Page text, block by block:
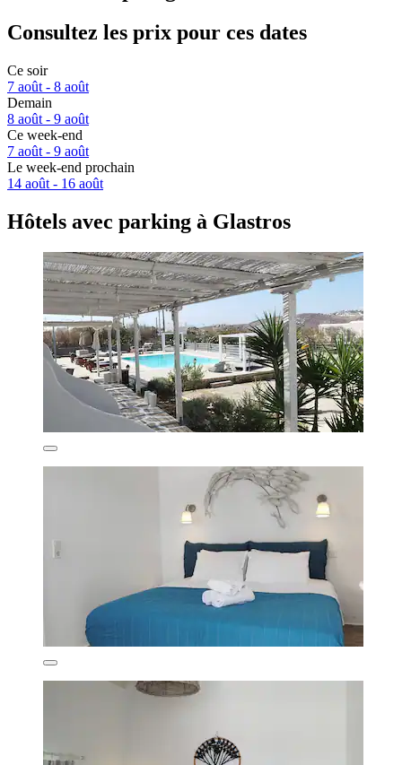
Consultez les prix pour ces dates
Ce soir
7 août - 8 août
Demain
8 août - 9 août
Ce week-end
7 août - 9 août
Le week-end prochain
14 août - 16 août
Hôtels avec parking à Glastros